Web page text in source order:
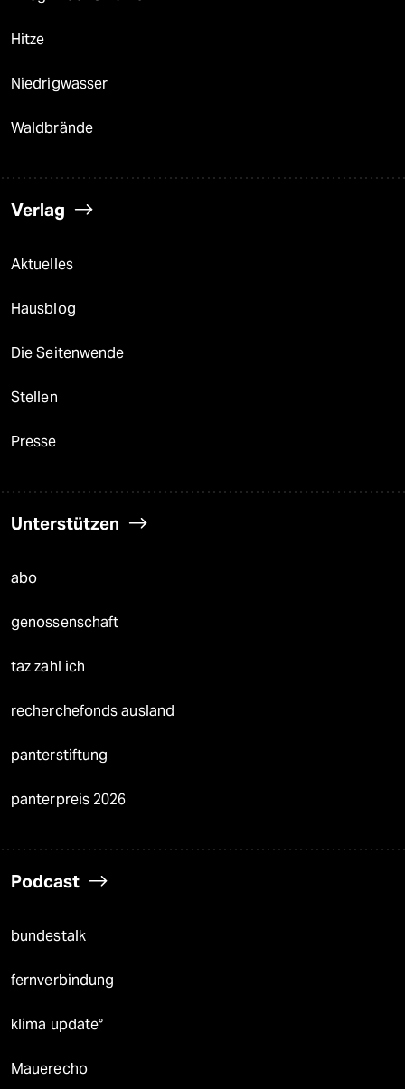
Hitze
Niedrigwasser
Waldbrände
Verlag
Aktuelles
Hausblog
Die Seitenwende
Stellen
Presse
Unterstützen
abo
genossenschaft
taz zahl ich
recherchefonds ausland
panterstiftung
panterpreis 2026
Podcast
bundestalk
fernverbindung
klima update°
Mauerecho